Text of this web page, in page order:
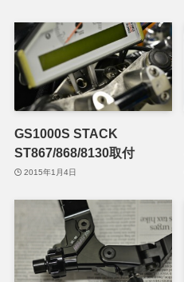
GS1000S STACK
ST867/868/8130取付
2015年1月4日